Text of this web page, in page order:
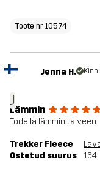
Toote nr 10574
J
Jenna H.
Lämmin
Todella lämmin talveen
Trekker Fleece
Ostetud suurus
164